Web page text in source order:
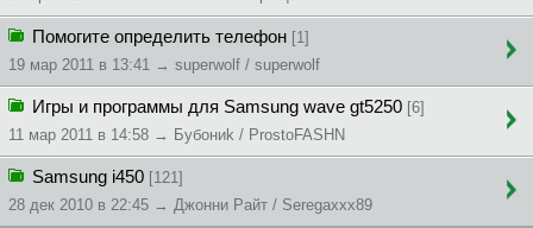
Помогите определить телефон [1]
19 мар 2011 в 13:41 → superwolf / superwolf
Игры и программы для Samsung wave gt5250 [6]
11 мар 2011 в 14:58 → Бyбoниk / ProstoFASHN
Samsung i450 [121]
28 дек 2010 в 22:45 → Джoнни Paйт / Seregaxxx89